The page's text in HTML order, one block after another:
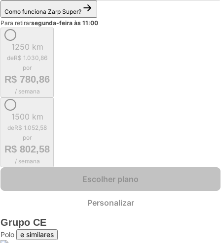
Como funciona Zarp Super?
Para retirarsegunda-feira às 11:00
1250 km
deR$ 1.030,86
por
R$ 780,86
/ semana
1500 km
deR$ 1.052,58
por
R$ 802,58
/ semana
Escolher plano
Personalizar
Grupo CE
Polo e similares